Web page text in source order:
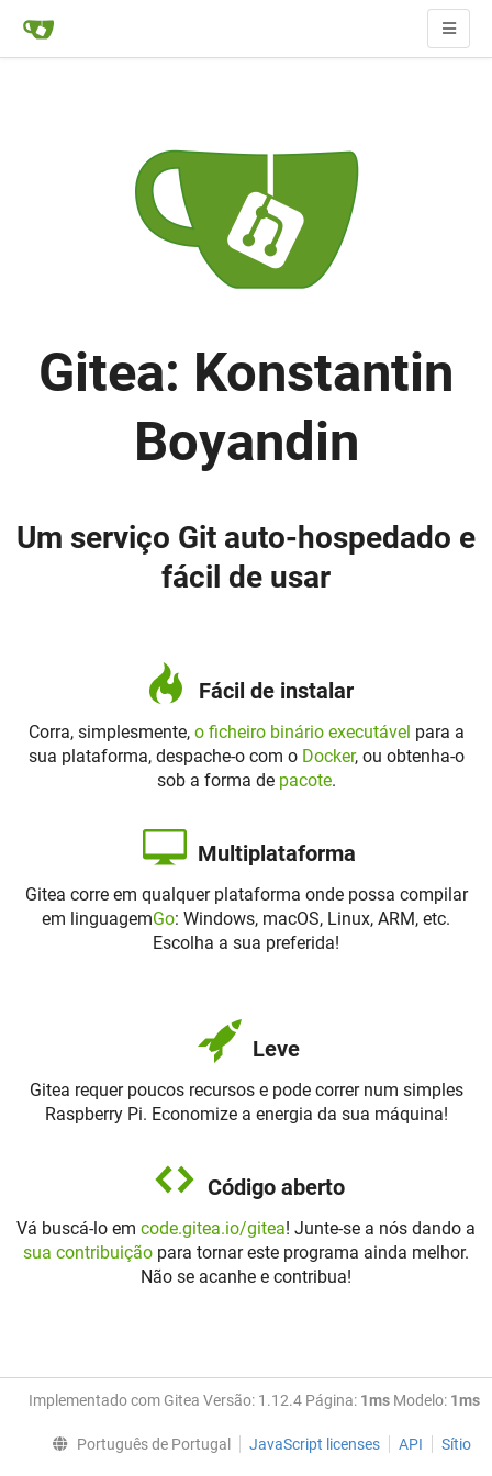
Gitea: Konstantin
Boyandin
Um serviço Git auto-hospedado e
fácil de usar
Fácil de instalar
Corra, simplesmente, o ficheiro binário executável para a
sua plataforma, despache-o com o Docker, ou obtenha-o
sob a forma de pacote.
Multiplataforma
Gitea corre em qualquer plataforma onde possa compilar
em linguagemGo: Windows, macOS, Linux, ARM, etc.
Escolha a sua preferida!
Leve
Gitea requer poucos recursos e pode correr num simples
Raspberry Pi. Economize a energia da sua máquina!
Código aberto
Vá buscá-lo em code.gitea.io/gitea! Junte-se a nós dando a
sua contribuição para tornar este programa ainda melhor.
Não se acanhe e contribua!
Implementado com Gitea Versão: 1.12.4 Página: 1msModelo: 1ms
Português de Portugal JavaScript licenses API Sítio